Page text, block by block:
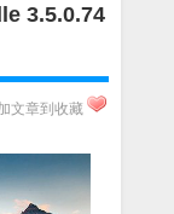
3.5.0.74
文章到收藏